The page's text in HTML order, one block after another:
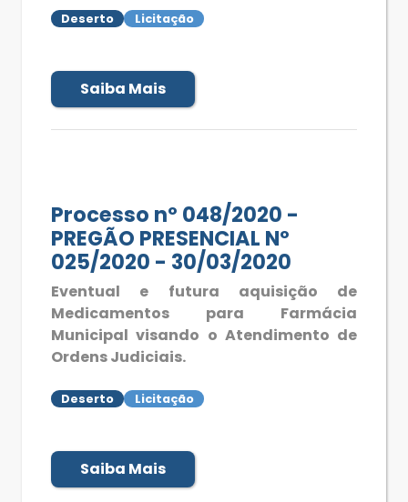
Deserto Licitação
Saiba Mais
Processo nº 048/2020 -
PREGÃO PRESENCIAL Nº
025/2020 - 30/03/2020
Eventual e futura aquisição de
Medicamentos para Farmácia
Municipal visando o Atendimento de
Ordens Judiciais.
Deserto Licitação
Saiba Mais